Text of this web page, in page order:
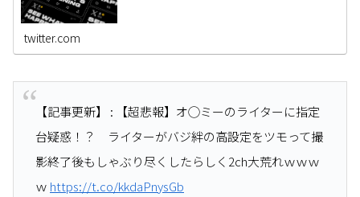
twitter.com
【記事更新】 : 【超悲報】オ◯ミーのライターに指定
台疑惑！？ ライターがバジ絆の高設定をツモって撮
影終了後もしゃぶり尽くしたらしく2ch大荒れｗｗｗ
ｗ https://t.co/kkdaPnysGb